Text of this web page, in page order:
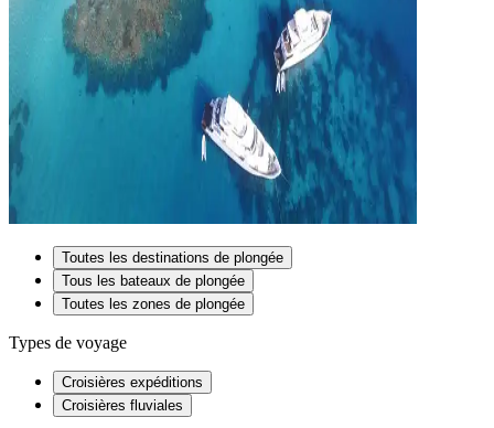
Toutes les destinations de plongée
Tous les bateaux de plongée
Toutes les zones de plongée
Types de voyage
Croisières expéditions
Croisières fluviales